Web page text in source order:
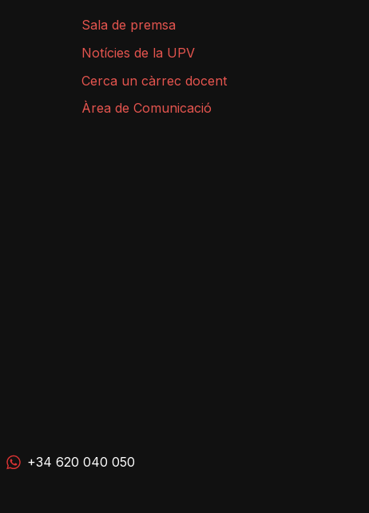
Sala de premsa
Notícies de la UPV
Cerca un càrrec docent
Àrea de Comunicació
+34 620 040 050